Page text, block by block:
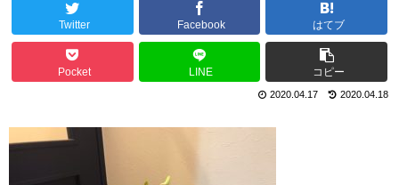
Twitter Facebook はてブ
Pocket LINE コピー
2020.04.18
2020.04.17